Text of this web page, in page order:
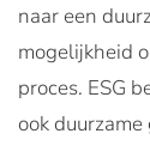
naar een
mogelijkheid
proces. ESG
ook